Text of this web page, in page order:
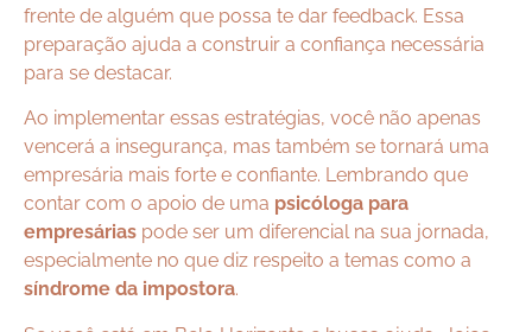
frente de alguém que possa te dar feedback. Essa
preparação ajuda a construir a confiança necessária
para se destacar.
Ao implementar essas estratégias, você não apenas
vencerá a insegurança, mas também se tornará uma
empresária mais forte e confiante. Lembrando que
contar com o apoio de uma psicóloga para
empresárias pode ser um diferencial na sua jornada,
especialmente no que diz respeito a temas como a
síndrome da impostora.